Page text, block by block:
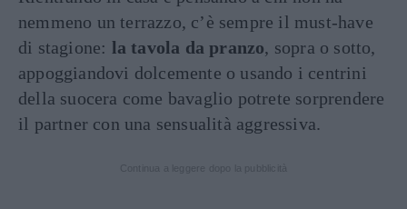
nemmeno un terrazzo, c’è sempre il must-have
di stagione: la tavola da pranzo, sopra o sotto,
appoggiandovi dolcemente o usando i centrini
della suocera come bavaglio potrete sorprendere
il partner con una sensualità aggressiva.